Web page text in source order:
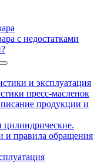
с недостатками
и эксплуатация
пресс‑масленок
продукции и
цилиндрические.
и правила обращения